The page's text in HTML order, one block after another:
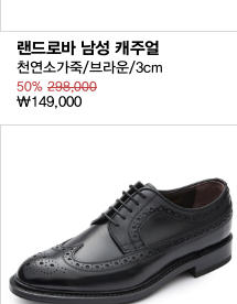
랜드로바 남성 캐주얼
천연소가죽/브라운/3cm
50% 298,000
₩149,000